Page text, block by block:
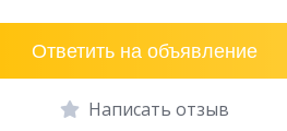
Ответить на объявление
Написать отзыв